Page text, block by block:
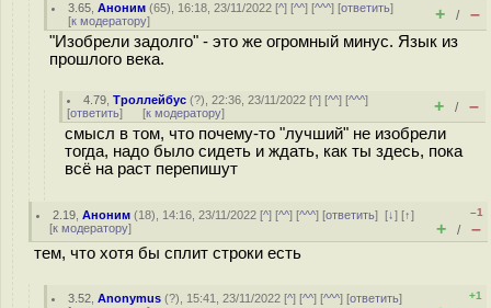
3.65 ,Аноним (65), 16:18, 23/11/2022 [^] [^^] [^^^] [ответить]
[к модератору] + / –
"Изобрели задолго" - это же огромный минус. Язык из
прошлого века.
4.79 ,Троллейбус (?), 22:36, 23/11/2022 [^] [^^] [^^^]
[ответить] [к модератору] + / –
смысл в том, что почему-то "лучший" не изобрели
тогда, надо было сидеть и ждать, как ты здесь, пока
всё на раст перепишут
2.19 ,Аноним (18), 14:16, 23/11/2022 [^] [^^] [^^^] [ответить][↓] [↑]
[к модератору]
–1
+ / –
тем, что хотя бы сплит строки есть
3.52 ,Anonymus (?), 15:41, 23/11/2022 [^] [^^] [^^^] [ответить]
+1